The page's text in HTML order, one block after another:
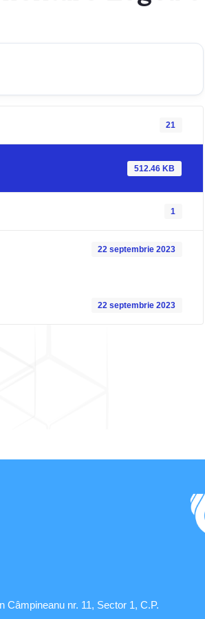
21
512.46 KB
1
22 septembrie 2023
22 septembrie 2023
Câmpineanu nr. 11, Sector 1, C.P.